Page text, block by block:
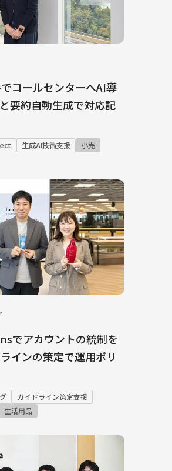
コールセンターへAI導
要約自動生成で対応記
生成AI技術支援 小売
でアカウントの統制を
インの策定で運用ポリ
ガイドライン策定支援
生活用品